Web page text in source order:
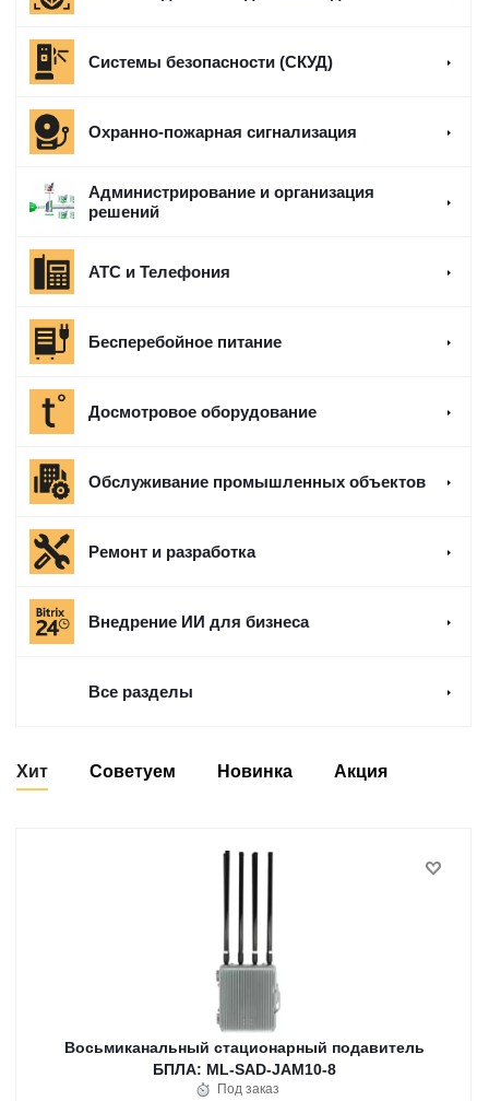
Системы безопасности (СКУД)
Охранно-пожарная сигнализация
Администрирование и организация
решений
АТС и Телефония
Бесперебойное питание
Досмотровое оборудование
Обслуживание промышленных объектов
Ремонт и разработка
Внедрение ИИ для бизнеса
Все разделы
Хит Советуем Новинка Акция
Восьмиканальный стационарный подавитель
БПЛА: ML-SAD-JAM10-8
Под заказ